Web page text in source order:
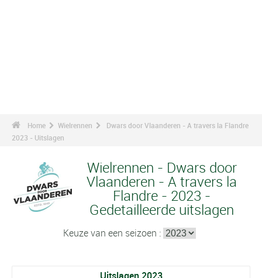
Home Wielrennen
Dwars door Vlaanderen - A travers la Flandre
2023 - Uitslagen
Wielrennen - Dwars door
Vlaanderen - A travers la
Flandre - 2023 -
Gedetailleerde uitslagen
Keuze van een seizoen :